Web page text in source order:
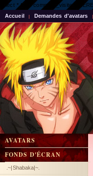
select * from compteur_visite
Accueil
Demandes d'avatars
AVATARS
FONDS D'ÉCRAN
.~|Shabaka|~.